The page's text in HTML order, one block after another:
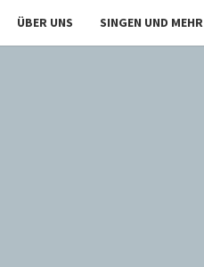
ÜBER UNS SINGEN UND MEHR